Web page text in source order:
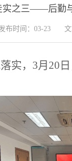
之三——后勤
布时间：03-23
实， 3月 20